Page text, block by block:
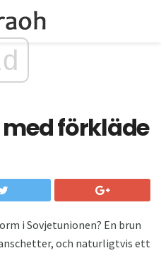
förkläde
i Sovjetunionen? En brun
och naturligtvis ett